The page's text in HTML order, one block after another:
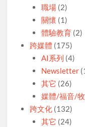
職場(2)
關懷 (1)
體驗教育(2)
跨媒體 (175)
AI系列 (4)
Newsletter
其它 (26)
媒體/福音/
跨文化 (132)
其它 (24)